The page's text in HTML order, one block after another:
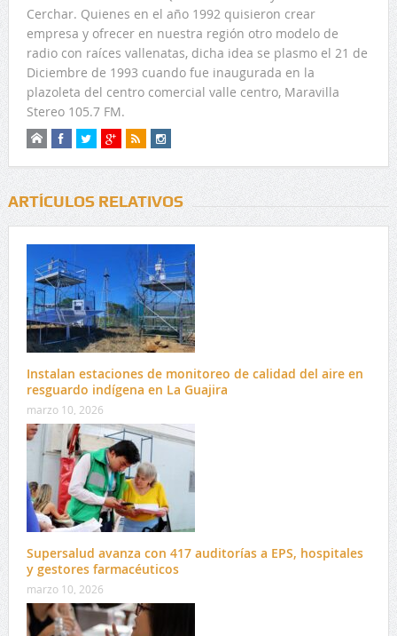
Cerchar. Quienes en el año 1992 quisieron crear
empresa y ofrecer en nuestra región otro modelo de
radio con raíces vallenatas, dicha idea se plasmo el 21 de
Diciembre de 1993 cuando fue inaugurada en la
plazoleta del centro comercial valle centro, Maravilla
Stereo 105.7 FM.
ARTÍCULOS RELATIVOS
Instalan estaciones de monitoreo de calidad del aire en
resguardo indígena en La Guajira
marzo 10, 2026
Supersalud avanza con 417 auditorías a EPS, hospitales
y gestores farmacéuticos
marzo 10, 2026